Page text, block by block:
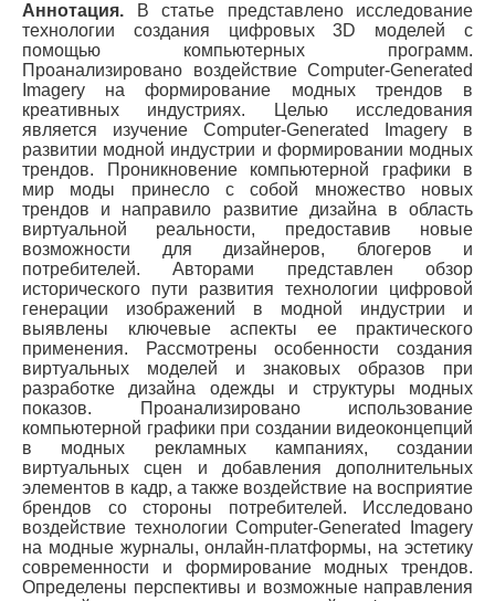
Аннотация. В статье представлено исследование
технологии создания цифровых 3D моделей с
помощью компьютерных программ.
Проанализировано воздействие Computer-Generated
Imagery на формирование модных трендов в
креативных индустриях. Целью исследования
является изучение Computer-Generated Imagery в
развитии модной индустрии и формировании модных
трендов. Проникновение компьютерной графики в
мир моды принесло с собой множество новых
трендов и направило развитие дизайна в область
виртуальной реальности, предоставив новые
возможности для дизайнеров, блогеров и
потребителей. Авторами представлен обзор
исторического пути развития технологии цифровой
генерации изображений в модной индустрии и
выявлены ключевые аспекты ее практического
применения. Рассмотрены особенности создания
виртуальных моделей и знаковых образов при
разработке дизайна одежды и структуры модных
показов. Проанализировано использование
компьютерной графики при создании видеоконцепций
в модных рекламных кампаниях, создании
виртуальных сцен и добавления дополнительных
элементов в кадр, а также воздействие на восприятие
брендов со стороны потребителей. Исследовано
воздействие технологии Computer-Generated Imagery
на модные журналы, онлайн-платформы, на эстетику
современности и формирование модных трендов.
Определены перспективы и возможные направления